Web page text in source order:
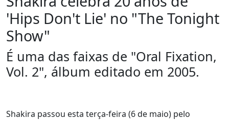
'Hips Don't Lie' no "The Tonight
Show"
É uma das faixas de "Oral Fixation,
Vol. 2", álbum editado em 2005.
Shakira passou esta terça-feira (6 de maio) pelo